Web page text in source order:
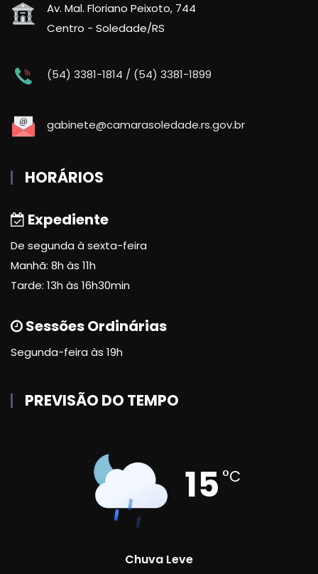
Av. Mal. Floriano Peixoto, 744
Centro - Soledade/RS
(54) 3381-1814 / (54) 3381-1899
gabinete@camarasoledade.rs.gov.br
HORÁRIOS
Expediente
De segunda à sexta-feira
Manhã: 8h às 11h
Tarde: 13h às 16h30min
Sessões Ordinárias
Segunda-feira às 19h
PREVISÃO DO TEMPO
15 °C
Chuva Leve